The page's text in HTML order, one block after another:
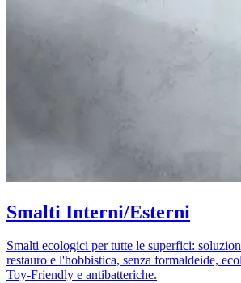
Smalti Interni/Esterni
Smalti ecologici per tutte le superfici:
restauro e l'hobbistica, senza formaldeide,
Toy-Friendly e antibatteriche.